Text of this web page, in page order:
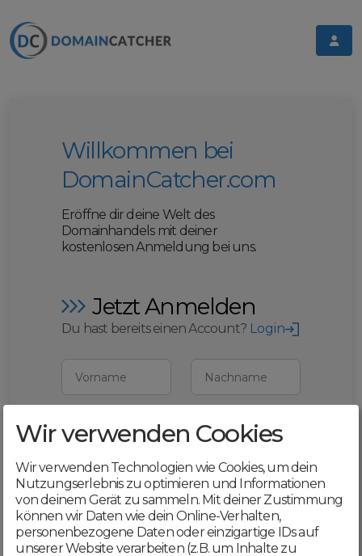
Willkommen bei
DomainCatcher.com
Eröffne dir deine Welt des
Domainhandels mit deiner
kostenlosen Anmeldung bei uns.
Jetzt Anmelden
Du hast bereits einen Account? Login
Vorname Nachname
E-Mail
Mit deiner Registrierung bestätigst du,
dass du dieAGBund
Datenschutzerklärung akzeptierst
Weiter
Wir verwenden Cookies
Wir verwenden Technologien wie Cookies, um dein
Nutzungserlebnis zu optimieren und Informationen
von deinem Gerät zu sammeln. Mit deiner Zustimmung
können wir Daten wie dein Online-Verhalten,
personenbezogene Daten oder einzigartige IDs auf
unserer Website verarbeiten (z.B. um Inhalte zu